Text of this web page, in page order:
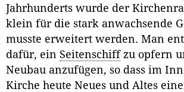
Jahrhunderts wurde der
klein für die stark anwachsende
musste erweitert werden. Man
dafür, ein Seitenschiffzu opfern
Neubau anzufügen, so dass im
Kirche heute Neues und Altes